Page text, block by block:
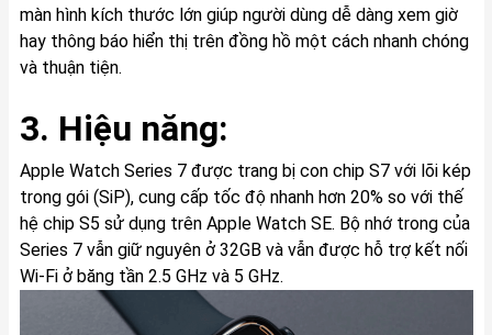
màn hình kích thước lớn giúp người dùng dễ dàng xem giờ
hay thông báo hiển thị trên đồng hồ một cách nhanh chóng
và thuận tiện.
3. Hiệu năng:
Apple Watch Series 7 được trang bị con chip S7 với lõi kép
trong gói (SiP), cung cấp tốc độ nhanh hơn 20% so với thế
hệ chip S5 sử dụng trên Apple Watch SE. Bộ nhớ trong của
Series 7 vẫn giữ nguyên ở 32GB và vẫn được hỗ trợ kết nối
Wi-Fi ở băng tần 2.5 GHz và 5 GHz.